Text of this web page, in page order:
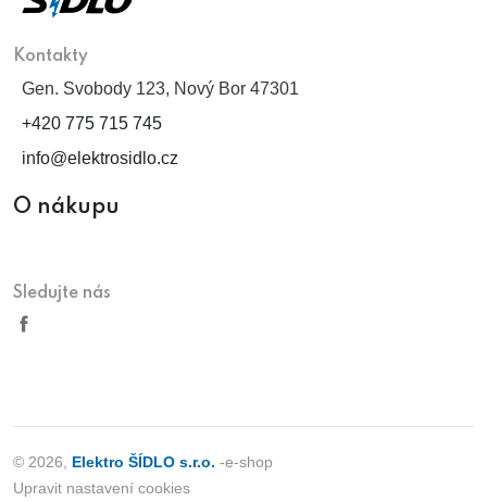
Kontakty
Gen. Svobody 123, Nový Bor 47301
+420 775 715 745
info@elektrosidlo.cz
O nákupu
Sledujte nás
© 2026, Elektro ŠÍDLO s.r.o. -e-shop
Upravit nastavení cookies